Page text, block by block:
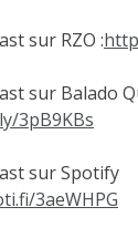
sur RZO :
sur Balado
3pB9KBs
sur Spotify
3aeWHPG